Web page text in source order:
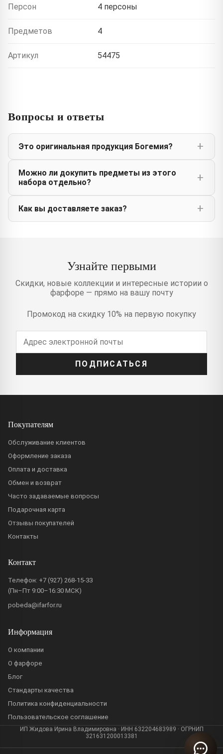
Персон 4 персоны
Предметов 4
Артикул 54475
Вопросы и ответы
Это оригинальная продукция Богемия?
Можно ли докупить предметы из этого
набора отдельно?
Как вы доставляете заказ?
Узнайте первыми
Скидки, новые коллекции и интересные истории о
фарфоре — прямо на вашу почту
Промокод на скидку 10% на первую покупку
ПОДПИСАТЬСЯ
Покупателям
Обслуживание клиентов
Оформление заказа
Оплата и доставка
Обмен и возврат
Часто задаваемые вопросы
Подарочная карта
Отзывы покупателей
Контакты
Контакт
Телефон: +7 (927) 268-15-33
(Пн–Пт 9:00–16:30 МСК)
pobeda@ifarfor.ru
Информация
О компании
О фарфоре
Блог
Стандарты качества
Политика конфиденциальности
Пользовательское соглашение
ИП Жидова Ирина Владимировна · ИНН 632204683989 · ОГРНИП
321631200013381